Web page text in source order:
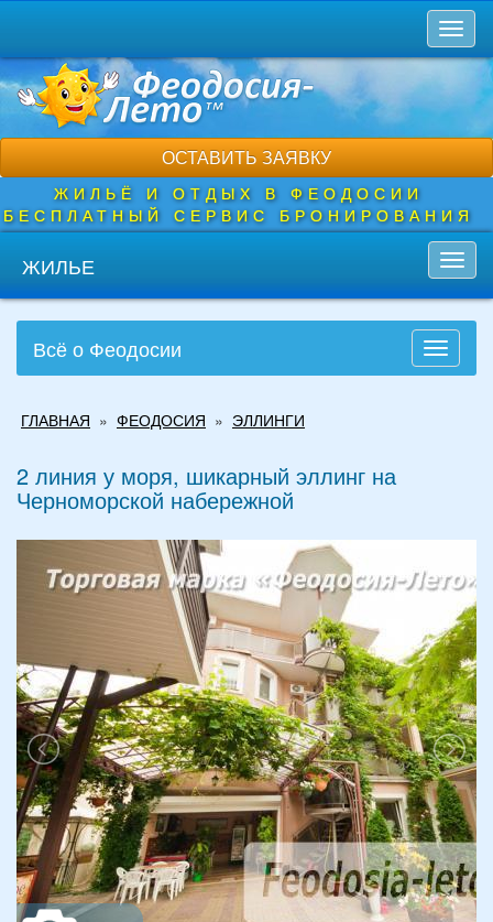
основному
содержанию
ОСТАВИТЬ ЗАЯВКУ
ЖИЛЬЁ И ОТДЫХ В ФЕОДОСИИ
БЕСПЛАТНЫЙ СЕРВИС БРОНИРОВАНИЯ
ЖИЛЬЕ
Toggle
Всё о Феодосии
здесь
ГЛАВНАЯ » ФЕОДОСИЯ » ЭЛЛИНГИ
2 линия у моря, шикарный эллинг на
Черноморской набережной